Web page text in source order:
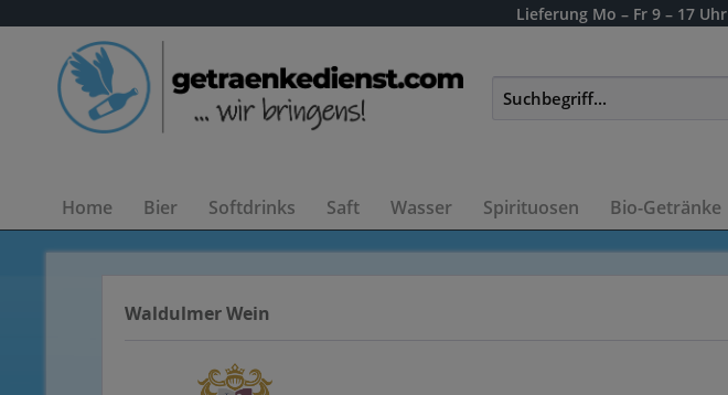
Lieferung Mo – Fr 9 – 17 Uhr
Home Bier Softdrinks Saft Wasser Spirituosen Bio-Getränke
Waldulmer Wein